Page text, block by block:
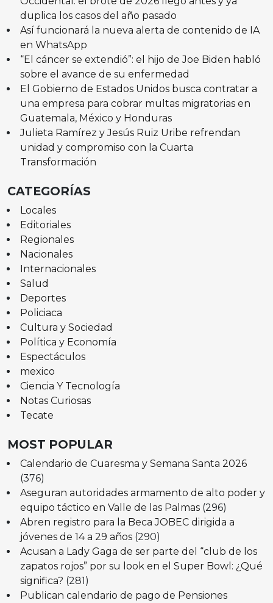
duplica los casos del año pasado
Así funcionará la nueva alerta de contenido de IA
en WhatsApp
“El cáncer se extendió”: el hijo de Joe Biden habló
sobre el avance de su enfermedad
El Gobierno de Estados Unidos busca contratar a
una empresa para cobrar multas migratorias en
Guatemala, México y Honduras
Julieta Ramírez y Jesús Ruiz Uribe refrendan
unidad y compromiso con la Cuarta
Transformación
CATEGORÍAS
Locales
Editoriales
Regionales
Nacionales
Internacionales
Salud
Deportes
Policiaca
Cultura y Sociedad
Política y Economía
Espectáculos
mexico
Ciencia Y Tecnología
Notas Curiosas
Tecate
MOST POPULAR
Calendario de Cuaresma y Semana Santa 2026
(376)
Aseguran autoridades armamento de alto poder y
equipo táctico en Valle de las Palmas (296)
Abren registro para la Beca JOBEC dirigida a
jóvenes de 14 a 29 años (290)
Acusan a Lady Gaga de ser parte del “club de los
zapatos rojos” por su look en el Super Bowl: ¿Qué
significa? (281)
Publican calendario de pago de Pensiones